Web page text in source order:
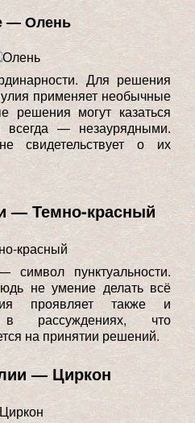
— Олень
Для решения
применяет необычные
решения могут казаться
всегда — незаурядными.
свидетельствует о их
— Темно-красный
символ пунктуальности.
не умение делать всё
проявляет также и
в рассуждениях, что
на принятии решений.
— Циркон